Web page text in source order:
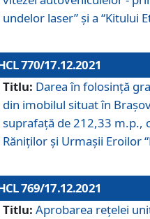
undelor laser” și a “Kitului
770/17.12.2021
Titlu: Darea în folosinţă
din imobilul situat în
suprafaţă de 212,33 m.p.,
Răniţilor şi Urmaşii Eroilor
769/17.12.2021
Titlu: Aprobarea reţelei